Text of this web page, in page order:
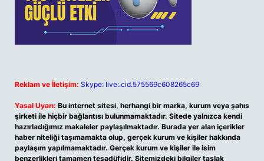
Reklam ve İletişim: Skype: live:.cid.575569c608265c69
Yasal Uyarı: Bu internet sitesi, herhangi bir marka, kurum veya şahıs
şirketi ile hiçbir bağlantısı bulunmamaktadır. Sitede yalnızca kendi
hazırladığımız makaleler paylaşılmaktadır. Burada yer alan içerikler
haber niteliği taşımamakta olup, gerçek kurum ve kişiler hakkında
paylaşım yapılmamaktadır. Gerçek kurum ve kişiler ile isim
benzerlikleri tamamen tesadüfidir. Sitemizdeki bilgiler taslak